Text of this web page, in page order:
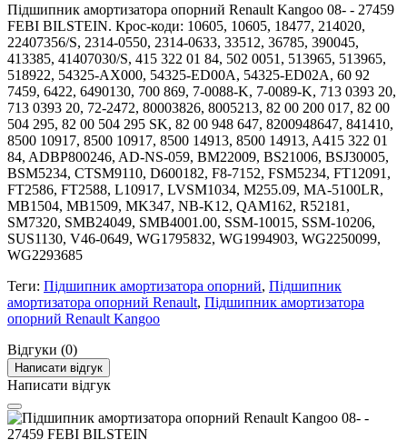
Підшипник амортизатора опорний Renault Kangoo 08- - 27459
FEBI BILSTEIN. Крос-коди: 10605, 10605, 18477, 214020,
22407356/S, 2314-0550, 2314-0633, 33512, 36785, 390045,
413385, 41407030/S, 415 322 01 84, 502 0051, 513965, 513965,
518922, 54325-AX000, 54325-ED00A, 54325-ED02A, 60 92
7459, 6422, 6490130, 700 869, 7-0088-K, 7-0089-K, 713 0393 20,
713 0393 20, 72-2472, 80003826, 8005213, 82 00 200 017, 82 00
504 295, 82 00 504 295 SK, 82 00 948 647, 8200948647, 841410,
8500 10917, 8500 10917, 8500 14913, 8500 14913, A415 322 01
84, ADBP800246, AD-NS-059, BM22009, BS21006, BSJ30005,
BSM5234, CTSM9110, D600182, F8-7152, FSM5234, FT12091,
FT2586, FT2588, L10917, LVSM1034, M255.09, MA-5100LR,
MB1504, MB1509, MK347, NB-K12, QAM162, R52181,
SM7320, SMB24049, SMB4001.00, SSM-10015, SSM-10206,
SUS1130, V46-0649, WG1795832, WG1994903, WG2250099,
WG2293685
Теги: Підшипник амортизатора опорний, Підшипник
амортизатора опорний Renault, Підшипник амортизатора
опорний Renault Kangoo
Відгуки (0)
Написати відгук
Написати відгук